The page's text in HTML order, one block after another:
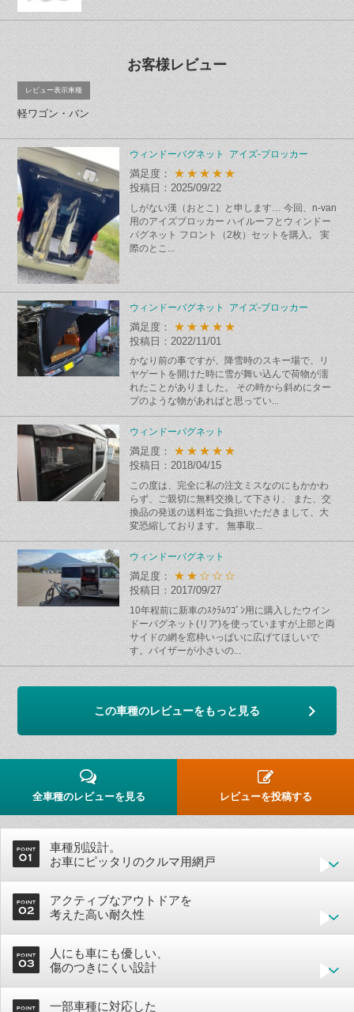
お客様レビュー
レビュー表示車種
軽ワゴン・バン
ウィンドーバグネット アイズ-ブロッカー
満足度： ★★★★★
投稿日：2025/09/22
しがない漢（おとこ）と申します… 今回、n-van
用のアイズブロッカー ハイルーフとウィンドー
バグネット フロント（2枚）セットを購入。 実
際のとこ...
ウィンドーバグネット アイズ-ブロッカー
満足度： ★★★★★
投稿日：2022/11/01
かなり前の事ですが、降雪時のスキー場で、リ
ヤゲートを開けた時に雪が舞い込んで荷物が濡
れたことがありました。 その時から斜めにター
プのような物があればと思ってい...
ウィンドーバグネット
満足度： ★★★★★
投稿日：2018/04/15
この度は、完全に私の注文ミスなのにもかかわ
らず、ご親切に無料交換して下さり、 また、交
換品の発送の送料迄ご負担いただきまして、大
変恐縮しております。 無事取...
ウィンドーバグネット
満足度： ★★☆☆☆
投稿日：2017/09/27
10年程前に新車のｽｸﾗﾑﾜｺﾞﾝ用に購入したウイン
ドーバグネット(リア)を使っていますが上部と両
サイドの網を窓枠いっぱいに広げてほしいで
す。バイザーが小さいの...
この車種のレビューをもっと見る
全車種のレビューを見る レビューを投稿する
車種別設計。
お車にピッタリのクルマ用網戸
アクティブなアウトドアを
考えた高い耐久性
人にも車にも優しい、
傷のつきにくい設計
一部車種に対応した